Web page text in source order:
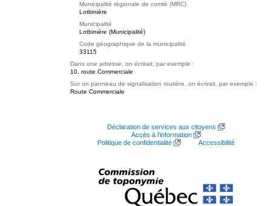
Municipalité régionale de comté (MRC)
Lotbinière
Municipalité
Lotbinière (Municipalité)
Code géographique de la municipalité
33115
Dans une adresse, on écrirait, par exemple :
10, route Commerciale
Sur un panneau de signalisation routière, on écrirait, par exemple :
Route Commerciale
Déclaration de services aux citoyens
Accès à l’information
Politique de confidentialité
Accessibilité